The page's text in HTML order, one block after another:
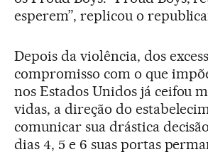
esperem”, replicou o
Depois da violência, dos
compromisso com o que
nos Estados Unidos já ceifou
vidas, a direção do
comunicar sua drástica
dias 4, 5 e 6 suas portas